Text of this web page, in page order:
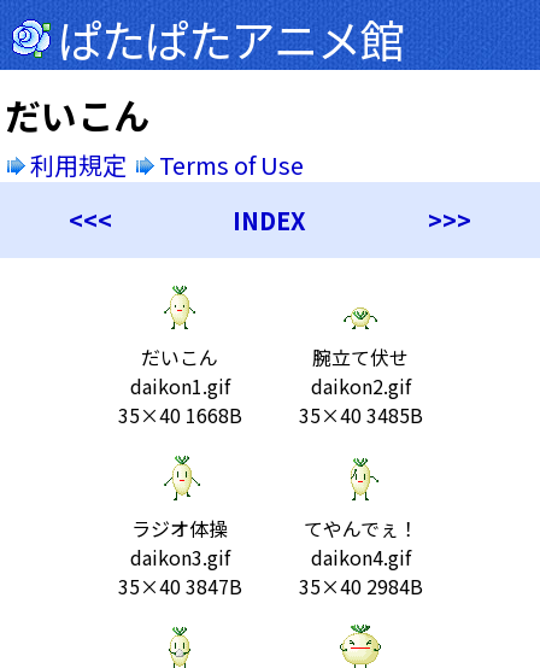
ぱたぱたアニメ館
だいこん
利用規定
Terms of Use
<<<
INDEX >>>
だいこん
daikon1.gif
35×40 1668B
腕立て伏せ
daikon2.gif
35×40 3485B
ラジオ体操
daikon3.gif
35×40 3847B
てやんでぇ！
daikon4.gif
35×40 2984B